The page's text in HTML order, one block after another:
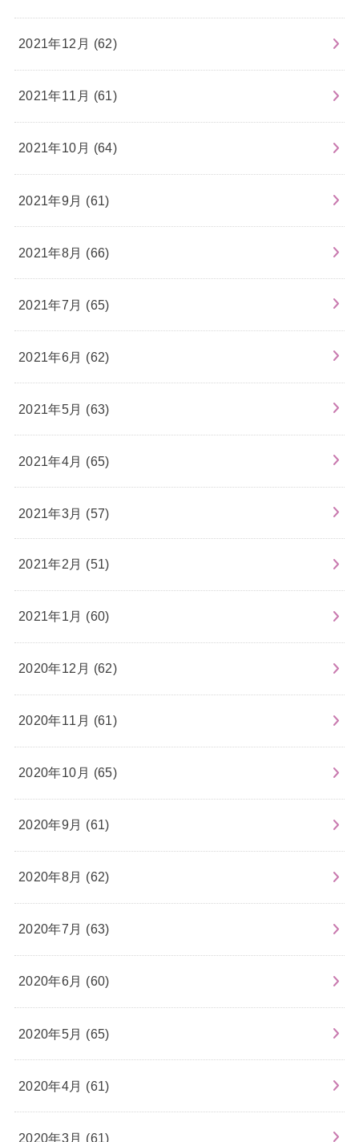
2021年12月 (62)
2021年11月 (61)
2021年10月 (64)
2021年9月 (61)
2021年8月 (66)
2021年7月 (65)
2021年6月 (62)
2021年5月 (63)
2021年4月 (65)
2021年3月 (57)
2021年2月 (51)
2021年1月 (60)
2020年12月 (62)
2020年11月 (61)
2020年10月 (65)
2020年9月 (61)
2020年8月 (62)
2020年7月 (63)
2020年6月 (60)
2020年5月 (65)
2020年4月 (61)
2020年3月 (61)